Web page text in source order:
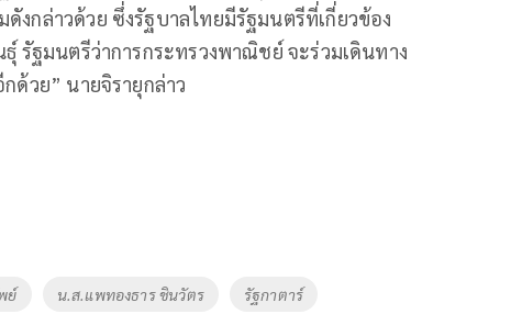
กล่าวด้วย ซึ่งรัฐบาลไทยมีรัฐมนตรีที่เกี่ยวข้อง
รัฐมนตรีว่าการกระทรวงพาณิชย์ จะร่วมเดินทาง
ด้วย” นายจิรายุกล่าว
ย์ น.ส.แพทองธาร ชินวัตร รัฐกาตาร์